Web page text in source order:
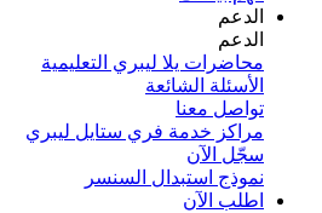
الدعم
الدعم
محاضرات يلا ليبري التعليمية
الأسئلة الشائعة
تواصل معنا
مراكز خدمة فري ستايل ليبري
سجّل الآن​
نموذج استبدال السنسر
اطلب الآن